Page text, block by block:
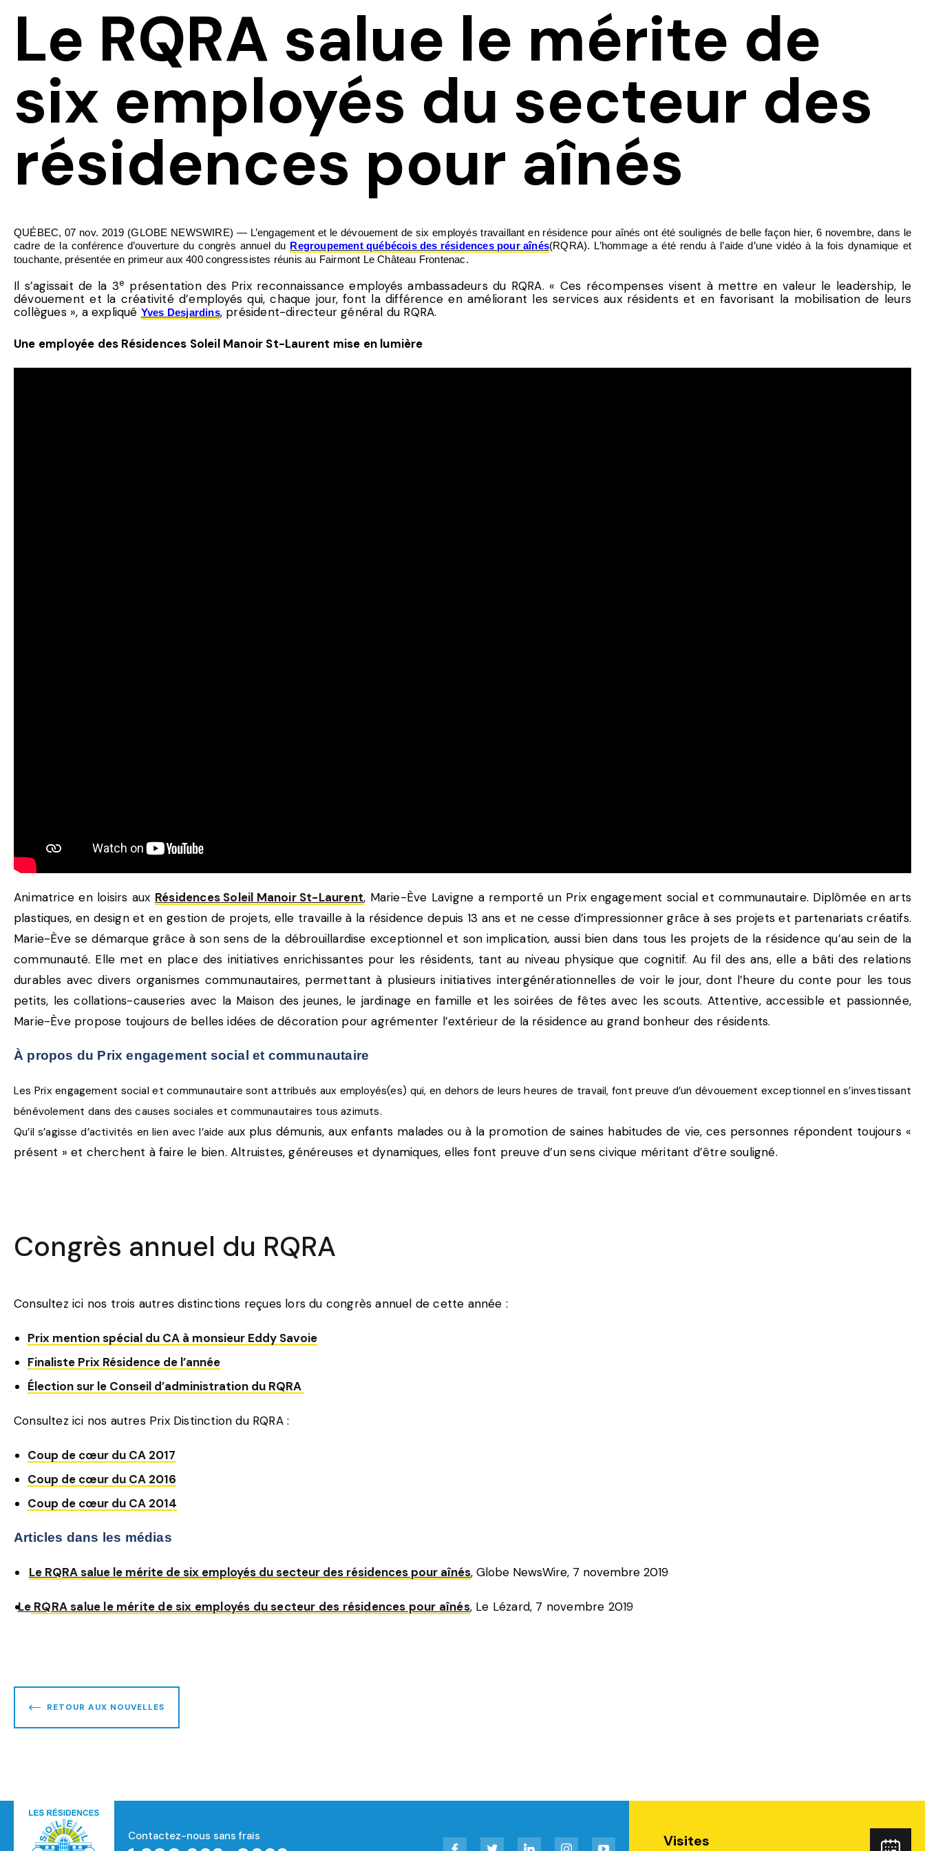
Le RQRA salue le mérite de
six employés du secteur des
résidences pour aînés
QUÉBEC, 07 nov. 2019 (GLOBE NEWSWIRE) — L’engagement et le dévouement de six employés travaillant en résidence pour aînés ont été soulignés de belle façon hier, 6 novembre, dans le
cadre de la conférence d’ouverture du congrès annuel du Regroupement québécois des résidences pour aînés(RQRA). L’hommage a été rendu à l’aide d’une vidéo à la fois dynamique et
touchante, présentée en primeur aux 400 congressistes réunis au Fairmont Le Château Frontenac.
Il s’agissait de la 3e présentation des Prix reconnaissance employés ambassadeurs du RQRA. « Ces récompenses visent à mettre en valeur le leadership, le
dévouement et la créativité d’employés qui, chaque jour, font la différence en améliorant les services aux résidents et en favorisant la mobilisation de leurs
collègues », a expliqué Yves Desjardins, président-directeur général du RQRA.
Une employée des Résidences Soleil Manoir St-Laurent mise en lumière
Animatrice en loisirs aux Résidences Soleil Manoir St-Laurent, Marie-Ève Lavigne a remporté un Prix engagement social et communautaire. Diplômée en arts
plastiques, en design et en gestion de projets, elle travaille à la résidence depuis 13 ans et ne cesse d’impressionner grâce à ses projets et partenariats créatifs.
Marie-Ève se démarque grâce à son sens de la débrouillardise exceptionnel et son implication, aussi bien dans tous les projets de la résidence qu’au sein de la
communauté. Elle met en place des initiatives enrichissantes pour les résidents, tant au niveau physique que cognitif. Au fil des ans, elle a bâti des relations
durables avec divers organismes communautaires, permettant à plusieurs initiatives intergénérationnelles de voir le jour, dont l’heure du conte pour les tous
petits, les collations-causeries avec la Maison des jeunes, le jardinage en famille et les soirées de fêtes avec les scouts. Attentive, accessible et passionnée,
Marie-Ève propose toujours de belles idées de décoration pour agrémenter l’extérieur de la résidence au grand bonheur des résidents.
À propos du Prix engagement social et communautaire
Les Prix engagement social et communautaire sont attribués aux employés(es) qui, en dehors de leurs heures de travail, font preuve d’un dévouement exceptionnel en s’investissant
bénévolement dans des causes sociales et communautaires tous azimuts.
Qu’il s’agisse d’activités en lien avec l’aide aux plus démunis, aux enfants malades ou à la promotion de saines habitudes de vie, ces personnes répondent toujours «
présent » et cherchent à faire le bien. Altruistes, généreuses et dynamiques, elles font preuve d’un sens civique méritant d’être souligné.
Congrès annuel du RQRA
Consultez ici nos trois autres distinctions reçues lors du congrès annuel de cette année :
Prix mention spécial du CA à monsieur Eddy Savoie
Finaliste Prix Résidence de l’année
Élection sur le Conseil d’administration du RQRA
Consultez ici nos autres Prix Distinction du RQRA :
Coup de cœur du CA 2017
Coup de cœur du CA 2016
Coup de cœur du CA 2014
Articles dans les médias
Le RQRA salue le mérite de six employés du secteur des résidences pour aînés, Globe NewsWire, 7 novembre 2019
Le RQRA salue le mérite de six employés du secteur des résidences pour aînés, Le Lézard, 7 novembre 2019
RETOUR AUX NOUVELLES
Contactez-nous sans frais Facebook Twitter LinkedIn Instagram Visites